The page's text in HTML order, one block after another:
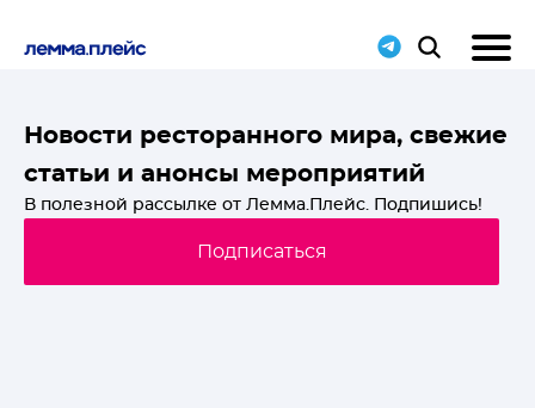
Новости ресторанного мира, свежие
статьи и анонсы мероприятий
В полезной рассылке от Лемма.Плейс. Подпишись!
Подписаться